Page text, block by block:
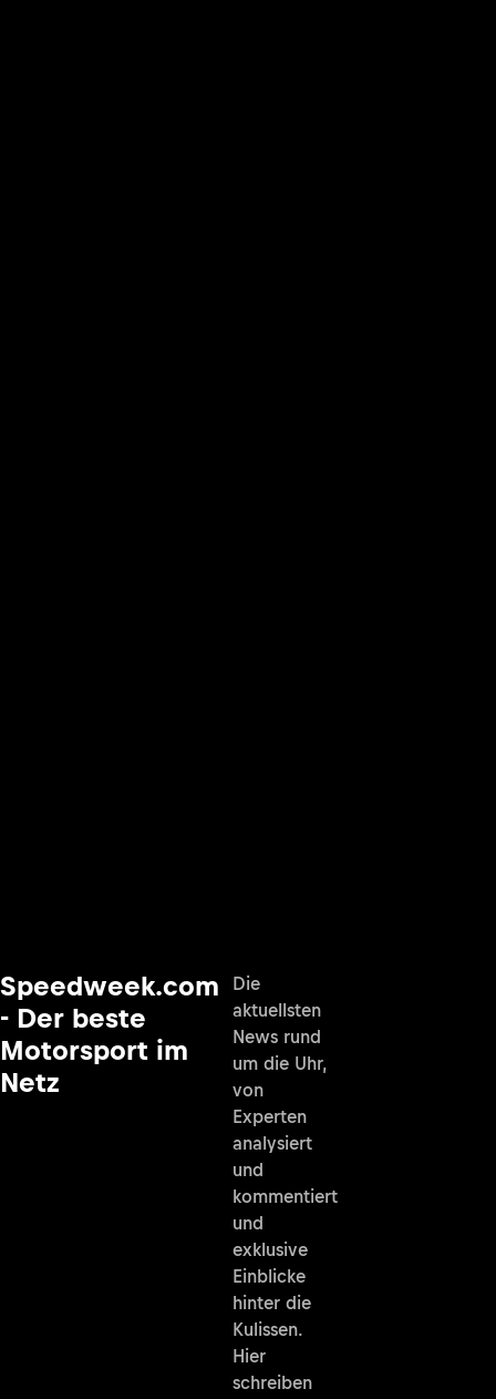
Speedweek.com
- Der beste
Motorsport im
Netz
Die
aktuellsten
News rund
um die Uhr,
von
Experten
analysiert
und
kommentiert
und
exklusive
Einblicke
hinter die
Kulissen.
Hier
schreiben